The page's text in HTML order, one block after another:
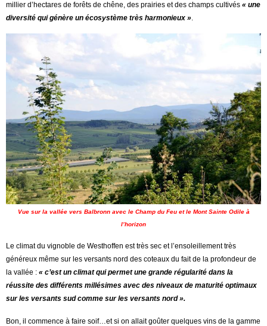
millier d’hectares de forêts de chêne, des prairies et des champs cultivés « une
diversité qui génère un écosystème très harmonieux ».
Vue sur la vallée vers Balbronn avec le Champ du Feu et le Mont Sainte Odile à
l’horizon
Le climat du vignoble de Westhoffen est très sec et l’ensoleillement très
généreux même sur les versants nord des coteaux du fait de la profondeur de
la vallée : « c’est un climat qui permet une grande régularité dans la
réussite des différents millésimes avec des niveaux de maturité optimaux
sur les versants sud comme sur les versants nord ».
Bon, il commence à faire soif…et si on allait goûter quelques vins de la gamme